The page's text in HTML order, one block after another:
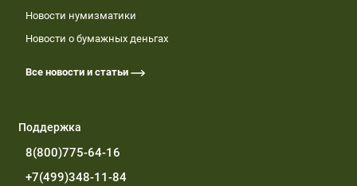
Новости нумизматики
Новости о бумажных деньгах
Все новости и статьи
Поддержка
8(800)775-64-16
+7(499)348-11-84